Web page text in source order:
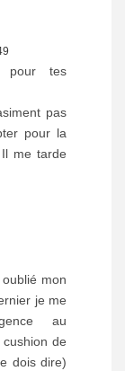
pour tes
pas
pour la
me tarde
mon
je me
au
de
dois dire)